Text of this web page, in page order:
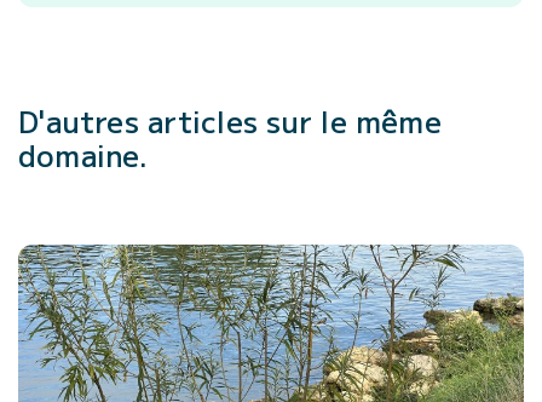
D'autres articles sur le même
domaine.